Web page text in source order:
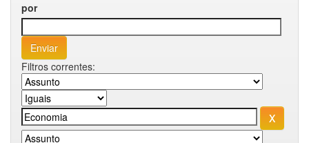
por
Filtros correntes: